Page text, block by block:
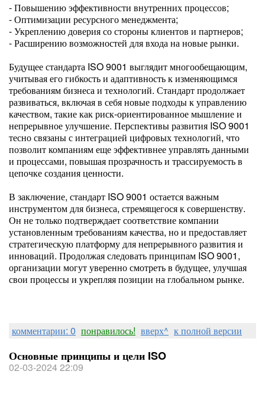
- Повышению эффективности внутренних процессов;
- Оптимизации ресурсного менеджмента;
- Укреплению доверия со стороны клиентов и партнеров;
- Расширению возможностей для входа на новые рынки.
Будущее стандарта ISO 9001 выглядит многообещающим,
учитывая его гибкость и адаптивность к изменяющимся
требованиям бизнеса и технологий. Стандарт продолжает
развиваться, включая в себя новые подходы к управлению
качеством, такие как риск-ориентированное мышление и
непрерывное улучшение. Перспективы развития ISO 9001
тесно связаны с интеграцией цифровых технологий, что
позволит компаниям еще эффективнее управлять данными
и процессами, повышая прозрачность и трассируемость в
цепочке создания ценности.
В заключение, стандарт ISO 9001 остается важным
инструментом для бизнеса, стремящегося к совершенству.
Он не только подтверждает соответствие компании
установленным требованиям качества, но и предоставляет
стратегическую платформу для непрерывного развития и
инноваций. Продолжая следовать принципам ISO 9001,
организации могут уверенно смотреть в будущее, улучшая
свои процессы и укрепляя позиции на глобальном рынке.
комментарии: 0 понравилось! вверх^ к полной версии
Основные принципы и цели ISO
02-03-2024 22:09